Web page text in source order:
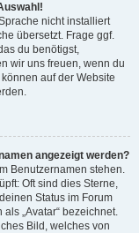
nicht installiert
übersetzt. Frage ggf.
du benötigst,
wir uns freuen, wenn du
auf der Website
angezeigt werden?
Benutzernamen stehen.
Oft sind dies Sterne,
Status im Forum
„Avatar“ bezeichnet.
Bild, welches von